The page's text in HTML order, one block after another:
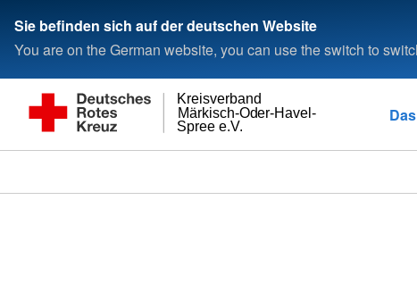
Sie befinden sich auf der deutschen Website
You are on the German website, you can use the switch to
Spree e.V.
Märkisch-Oder-Havel-
Kreisverband